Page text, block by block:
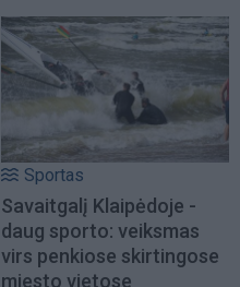
Sportas
Savaitgalį Klaipėdoje -
daug sporto: veiksmas
virs penkiose skirtingose
miesto vietose